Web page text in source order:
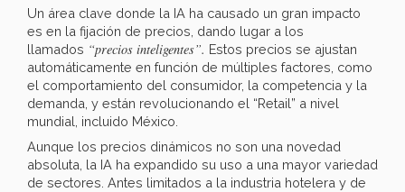
Un área clave donde la IA ha causado un gran impacto
es en la fijación de precios, dando lugar a los
llamados “precios inteligentes”. Estos precios se ajustan
automáticamente en función de múltiples factores, como
el comportamiento del consumidor, la competencia y la
demanda, y están revolucionando el “Retail” a nivel
mundial, incluido México.
Aunque los precios dinámicos no son una novedad
absoluta, la IA ha expandido su uso a una mayor variedad
de sectores. Antes limitados a la industria hotelera y de